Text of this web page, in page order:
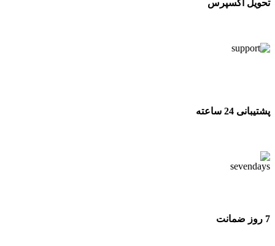
تحویل اکسپرس
پشتیبانی 24 ساعته
7 روز ضمانت